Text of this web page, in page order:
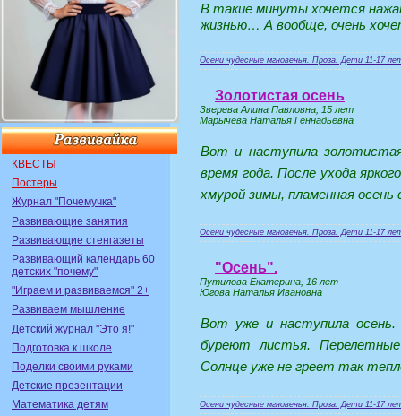
КВЕСТЫ
Постеры
Журнал "Почемучка"
Развивающие занятия
Развивающие стенгазеты
Развивающий календарь 60
детских "почему"
"Играем и развиваемся" 2+
Развиваем мышление
Детский журнал "Это я!"
Подготовка к школе
Поделки своими руками
Детские презентации
Математика детям
В такие минуты хочется
жизнью… А вообще, очень
Осени чудесные мгновенья. Проза. Дети 11-17
Золотистая осень
Зверева Алина Павловна, 15 лет
Марычева Наталья Геннадьевна
Вот и наступила
время года. После ухода
хмурой зимы, пламенная осень
Осени чудесные мгновенья. Проза. Дети 11-17
"Осень".
Путилова Екатерина, 16 лет
Югова Наталья Ивановна
Вот уже и наступила
буреют листья.
Солнце уже не греет так
Осени чудесные мгновенья. Проза. Дети 11-17